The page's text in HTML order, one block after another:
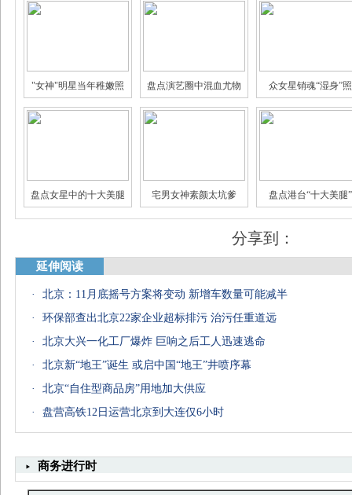
"女神"明星当年稚嫩照 盘点演艺圈中混血尤物 众女星销魂“湿身”照
娱乐圈身家过亿的明星 揭秘娱乐圈真假"闺蜜情" 三线女星的豪门生活
盘点女星中的十大美腿 宅男女神素颜太坑爹 盘点港台“十大美腿”
分享到：
延伸阅读
·
北京：11月底摇号方案将变动 新增车数量可能减半
·
环保部查出北京22家企业超标排污 治污任重道远
·
北京大兴一化工厂爆炸 巨响之后工人迅速逃命
·
北京新“地王”诞生 或启中国“地王”井喷序幕
·
北京“自住型商品房”用地加大供应
·
盘营高铁12日运营北京到大连仅6小时
商务进行时